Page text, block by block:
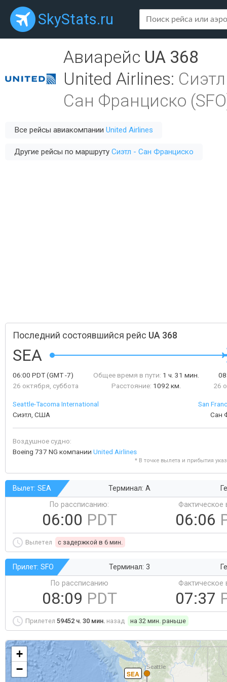
SkyStats.ru
Авиарейс UA 368
United Airlines:
Сан Франциско
Все рейсы авиакомпании United Airlines
Другие рейсы по маршруту Сиэтл - Сан Франциско
Последний состоявшийся рейс UA 368
SEA
06:00 PDT(GMT -7)
26 октября, суббота
Общее время в пути: 1 ч. 31 мин.
Расстояние: 1092 км.
26
Seattle-Tacoma International
Сиэтл, США
San
Сан
Воздушное судно:
Boeing 737 NG компании United Airlines
* В точке вылета и прибытия
Вылет: SEA Терминал: A
По рассписанию:
06:00 PDT
Фактическое
06:06
Вылетел c задержкой в 6 мин.
Прилет: SFO Терминал: 3
По рассписанию
08:09 PDT
Фактическое
07:37
Прилетел 59452 ч. 30 мин. назад на 32 мин. раньше
SEA
+
−